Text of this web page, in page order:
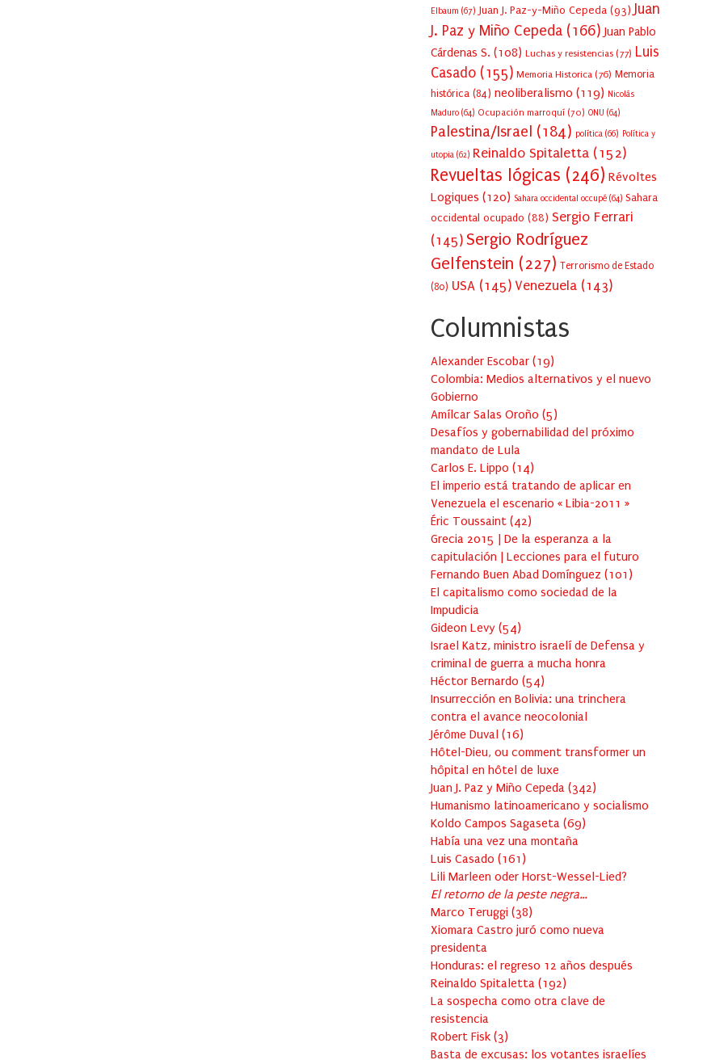
Elbaum (67) Juan J. Paz-y-Miño Cepeda (93) Juan
J. Paz y Miño Cepeda (166) Juan Pablo
Cárdenas S. (108) Luchas y resistencias (77) Luis
Casado (155) Memoria Historica (76) Memoria
histórica (84) neoliberalismo (119) Nicolás
Maduro (64) Ocupación marroquí (70) ONU (64)
Palestina/Israel (184) política (66) Política y
utopia (62) Reinaldo Spitaletta (152)
Revueltas lógicas (246) Révoltes
Logiques (120) Sahara occidental occupé (64) Sahara
occidental ocupado (88) Sergio Ferrari
(145) Sergio Rodríguez
Gelfenstein (227) Terrorismo de Estado
(80) USA (145) Venezuela (143)
Columnistas
Alexander Escobar (19)
Colombia: Medios alternativos y el nuevo
Gobierno
Amílcar Salas Oroño (5)
Desafíos y gobernabilidad del próximo
mandato de Lula
Carlos E. Lippo (14)
El imperio está tratando de aplicar en
Venezuela el escenario « Libia-2011 »
Éric Toussaint (42)
Grecia 2015 | De la esperanza a la
capitulación | Lecciones para el futuro
Fernando Buen Abad Domínguez (101 )
El capitalismo como sociedad de la
Impudicia
Gideon Levy (54)
Israel Katz, ministro israelí de Defensa y
criminal de guerra a mucha honra
Héctor Bernardo (54)
Insurrección en Bolivia: una trinchera
contra el avance neocolonial
Jérôme Duval (16)
Hôtel-Dieu, ou comment transformer un
hôpital en hôtel de luxe
Juan J. Paz y Miño Cepeda (342)
Humanismo latinoamericano y socialismo
Koldo Campos Sagaseta (69)
Había una vez una montaña
Luis Casado (161 )
Lili Marleen oder Horst-Wessel-Lied?
El retorno de la peste negra…
Marco Teruggi (38)
Xiomara Castro juró como nueva
presidenta
Honduras: el regreso 12 años después
Reinaldo Spitaletta (192)
La sospecha como otra clave de
resistencia
Robert Fisk (3)
Basta de excusas: los votantes israelíes